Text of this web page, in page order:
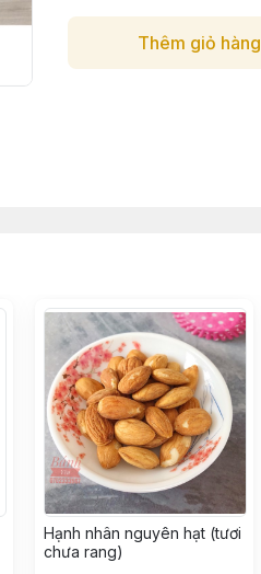
Thêm giỏ hàng
Hạnh nhân nguyên hạt (tươi
chưa rang)